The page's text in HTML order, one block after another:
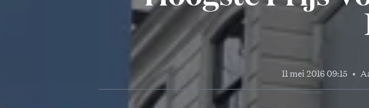
11 mei 2016 09:15 •